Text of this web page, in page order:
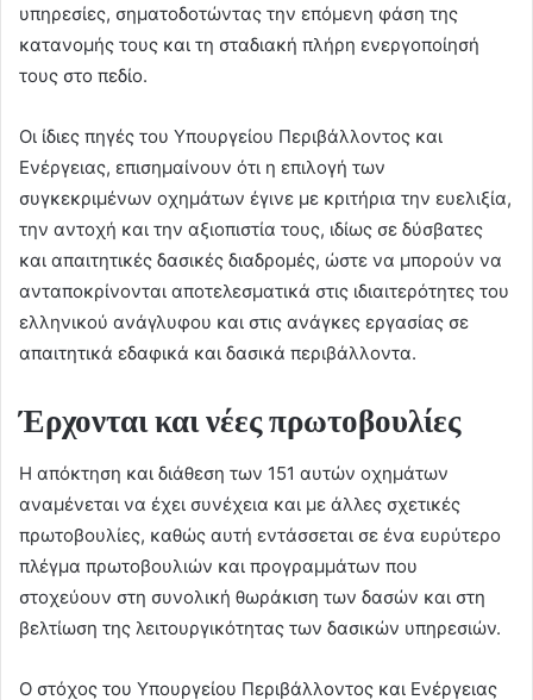
υπηρεσίες, σηματοδοτώντας την επόμενη φάση της
κατανομής τους και τη σταδιακή πλήρη ενεργοποίησή
τους στο πεδίο.
Οι ίδιες πηγές του Υπουργείου Περιβάλλοντος και
Ενέργειας, επισημαίνουν ότι η επιλογή των
συγκεκριμένων οχημάτων έγινε με κριτήρια την ευελιξία,
την αντοχή και την αξιοπιστία τους, ιδίως σε δύσβατες
και απαιτητικές δασικές διαδρομές, ώστε να μπορούν να
ανταποκρίνονται αποτελεσματικά στις ιδιαιτερότητες του
ελληνικού ανάγλυφου και στις ανάγκες εργασίας σε
απαιτητικά εδαφικά και δασικά περιβάλλοντα.
Έρχονται και νέες πρωτοβουλίες
Η απόκτηση και διάθεση των 151 αυτών οχημάτων
αναμένεται να έχει συνέχεια και με άλλες σχετικές
πρωτοβουλίες, καθώς αυτή εντάσσεται σε ένα ευρύτερο
πλέγμα πρωτοβουλιών και προγραμμάτων που
στοχεύουν στη συνολική θωράκιση των δασών και στη
βελτίωση της λειτουργικότητας των δασικών υπηρεσιών.
Ο στόχος του Υπουργείου Περιβάλλοντος και Ενέργειας